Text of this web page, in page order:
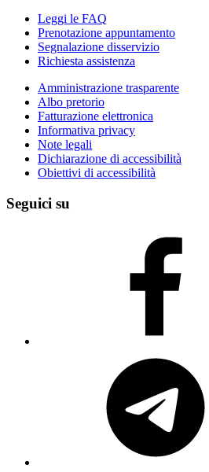
Leggi le FAQ
Prenotazione appuntamento
Segnalazione disservizio
Richiesta assistenza
Amministrazione trasparente
Albo pretorio
Fatturazione elettronica
Informativa privacy
Note legali
Dichiarazione di accessibilità
Obiettivi di accessibilità
Seguici su